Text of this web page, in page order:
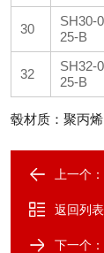
30
SH30-
25-B
32
SH32-
25-B
毂材质：聚丙
上一个：
返回列表
下一个：